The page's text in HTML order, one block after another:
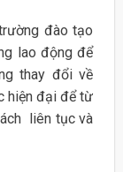
đào tạo
lao động để
thay đổi về
hiện đại để từ
liên tục và